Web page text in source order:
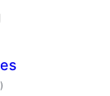
total
ratings
)